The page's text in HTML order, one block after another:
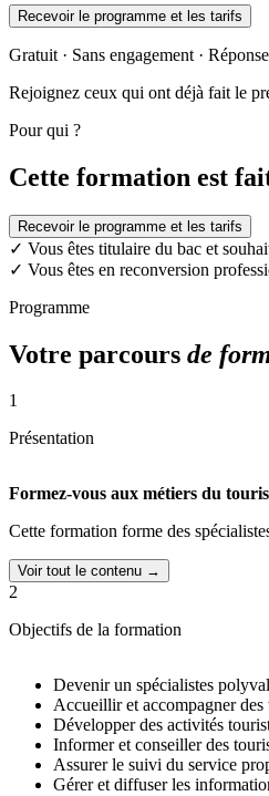
Recevoir le programme et les tarifs
Gratuit · Sans engagement ·
Rejoignez ceux qui ont déjà fait le
Pour qui ?
Cette formation est
Recevoir le programme et les tarifs
✓ Vous êtes titulaire du bac et
✓ Vous êtes en reconversion
Programme
Votre parcours de
1
Présentation
Formez-vous aux métiers du
Cette formation forme des
Voir tout le contenu →
2
Objectifs de la formation
Devenir un spécialistes
Accueillir et accompagner des
Développer des activités
Informer et conseiller des
Assurer le suivi du service
Gérer et diffuser les